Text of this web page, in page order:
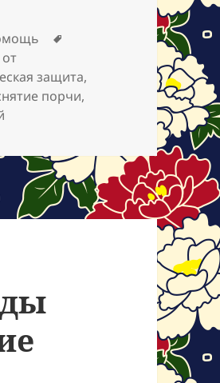
защита,
порчи,
к записи Отзыв на магическую